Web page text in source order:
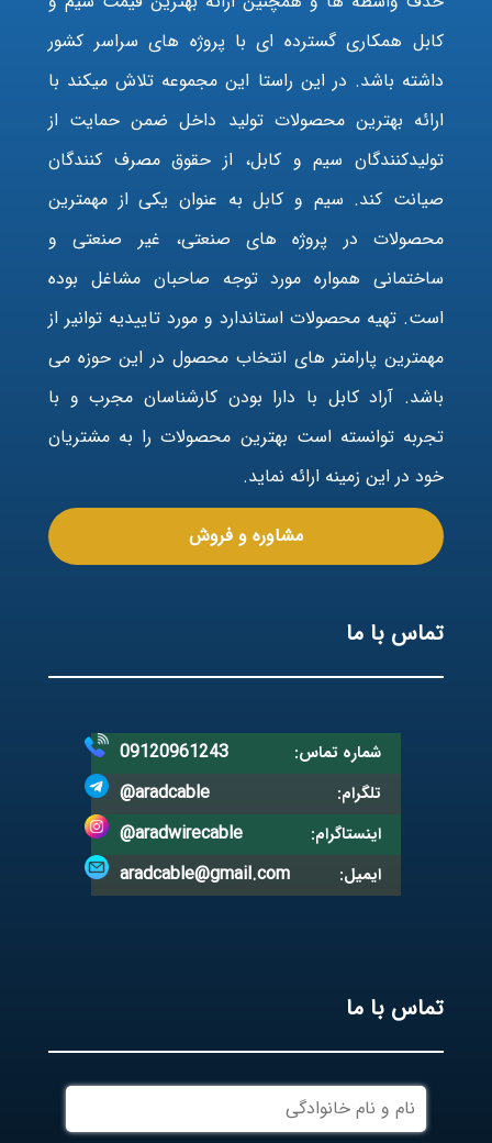
کابل همکاری گسترده ای با پروژه های سراسر کشور
داشته باشد. در این راستا این مجموعه تلاش میکند با
ارائه بهترین محصولات تولید داخل ضمن حمایت از
تولیدکنندگان سیم و کابل، از حقوق مصرف کنندگان
صیانت کند. سیم و کابل به عنوان یکی از مهمترین
محصولات در پروژه های صنعتی، غیر صنعتی و
ساختمانی همواره مورد توجه صاحبان مشاغل بوده
است. تهیه محصولات استاندارد و مورد تاییدیه توانیر از
مهمترین پارامتر های انتخاب محصول در این حوزه می
باشد. آراد کابل با دارا بودن کارشناسان مجرب و با
تجربه توانسته است بهترین محصولات را به مشتریان
خود در این زمینه ارائه نماید.
مشاوره و فروش
تماس با ما
شماره تماس: 09120961243
تلگرام: @aradcable
اینستاگرام: @aradwirecable
ایمیل: aradcable@gmail.com
تماس با ما